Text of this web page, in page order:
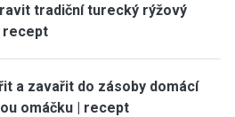
tradiční turecký rýžový
recept
a zavařit do zásoby domácí
omáčku | recept